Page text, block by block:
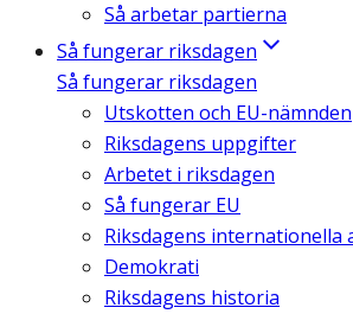
Så arbetar partierna
Så fungerar riksdagen
Så fungerar riksdagen
Utskotten och EU-nämnden
Riksdagens uppgifter
Arbetet i riksdagen
Så fungerar EU
Riksdagens internationella
Demokrati
Riksdagens historia